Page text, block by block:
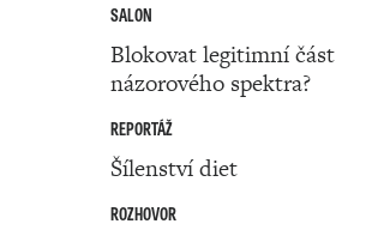
SALON
Blokovat legitimní část
názorového spektra?
REPORTÁŽ
Šílenství diet
ROZHOVOR